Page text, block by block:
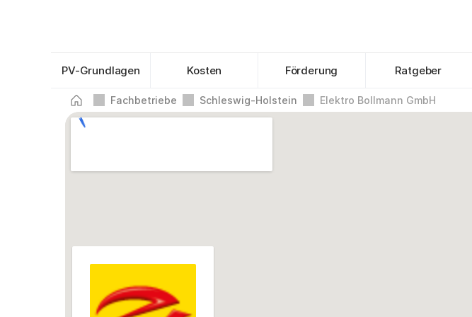
PV-Grundlagen Kosten Förderung Ratgeber
Fachbetriebe Schleswig-Holstein Elektro Bollmann GmbH